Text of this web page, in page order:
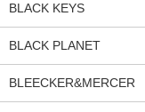
BLACK KEYS
BLACK PLANET
BLEECKER&MERCER